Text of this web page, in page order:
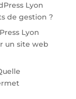
Lyon
de gestion ?
Lyon
un site web